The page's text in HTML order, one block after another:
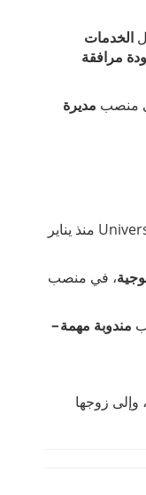
الخدمات
مرافقة
منصب مديرة
، الأستاذ‑الباحث في جامعة دوموني‑Universitas منذ يناير
، في منصب
مندوبة مهمة –
، وإلى زوجها